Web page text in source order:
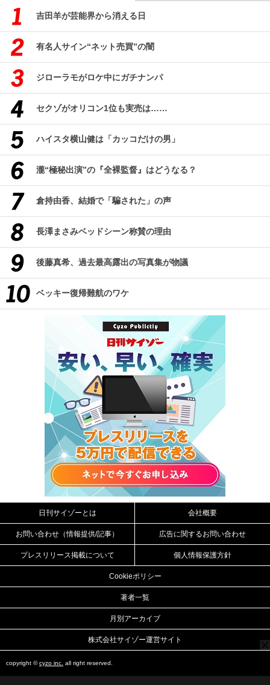
吉田羊が芸能界から消える日
有名人サイン“ネット売買”の闇
ジローラモがロケ中にガチナンパ
セクゾがオリコン1位も実売は……
ハイスタ横山健は「カッコだけの男」
瀧“極秘出演”の『全裸監督』はどうなる？
倉持由香、結婚で「騙された」の声
長澤まさみベッドシーン称賛の理由
後藤真希、過去最高露出の写真集が物議
ベッキー復帰難航のワケ
日刊サイゾーとは 会社概要
お問い合わせ（情報提供/記事） 広告に関するお問い合わせ
プレスリリース掲載について 個人情報保護方針
Cookieポリシー
著者一覧
月別アーカイブ
株式会社サイゾー運営サイト
copyright ©cyzo inc. all right reserved.